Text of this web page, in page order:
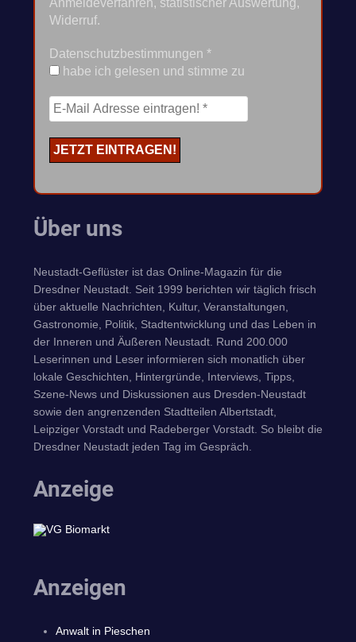
Anmeldeverfahren, statistischer Auswertung,
Widerruf.
Datenschutzbestimmungen *
habe ich gelesen und stimme zu
Über uns
Neustadt-Geflüster ist das Online-Magazin für die
Dresdner Neustadt. Seit 1999 berichten wir täglich frisch
über aktuelle Nachrichten, Kultur, Veranstaltungen,
Gastronomie, Politik, Stadtentwicklung und das Leben in
der Inneren und Äußeren Neustadt. Rund 200.000
Leserinnen und Leser informieren sich monatlich über
lokale Geschichten, Hintergründe, Interviews, Tipps,
Szene-News und Diskussionen aus Dresden-Neustadt
sowie den angrenzenden Stadtteilen Albertstadt,
Leipziger Vorstadt und Radeberger Vorstadt. So bleibt die
Dresdner Neustadt jeden Tag im Gespräch.
Anzeige
Anzeigen
Anwalt in Pieschen